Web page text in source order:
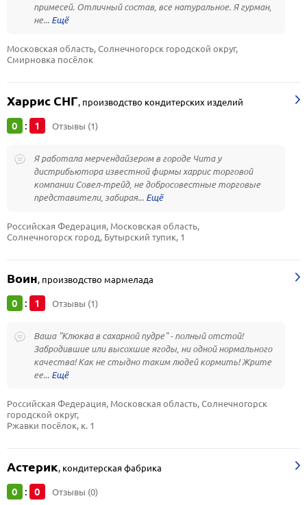
примесей. Отличный состав, все натуральное. Я гурман,
не...
Московская область, Солнечногорск городской округ,
Смирновка посёлок
Харрис СНГ, производство кондитерских изделий
0 : 1 Отзывы (1)
Я работала мерчендайзером в городе Чита у
дистрибьютора известной фирмы харрис торговой
компании Совел-трейд, не добросовестные торговые
представители, забирая...
Российская Федерация, Московская область,
Солнечногорск город, Бутырский тупик, 1
Воин, производство мармелада
0 : 1 Отзывы (1)
Ваша "Клюква в сахарной пудре" - полный отстой!
Забродившие или высохшие ягоды, ни одной нормального
качества! Как не стыдно таким людей кормить! Жрите
ее...
Российская Федерация, Московская область, Солнечногорск
городской округ,
Ржавки посёлок, к. 1
Астерик, кондитерская фабрика
0 : 0 Отзывы (0)